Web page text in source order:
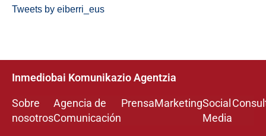
Tweets by eiberri_eus
Inmediobai Komunikazio Agentzia
Sobre
nosotros
Agencia de
Comunicación
PrensaMarketingSocial
Media